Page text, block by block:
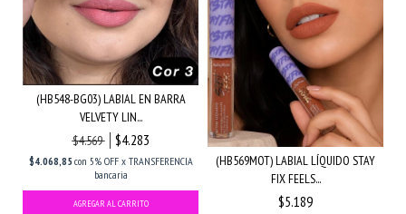
(HB548-BG03) LABIAL EN BARRA
VELVETY LIN...
$4.569
$4.283
$4.068,85 con 5% OFF x TRANSFERENCIA
bancaria
(HB569MOT) LABIAL LÍQUIDO STAY
FIX FEELS...
$5.189